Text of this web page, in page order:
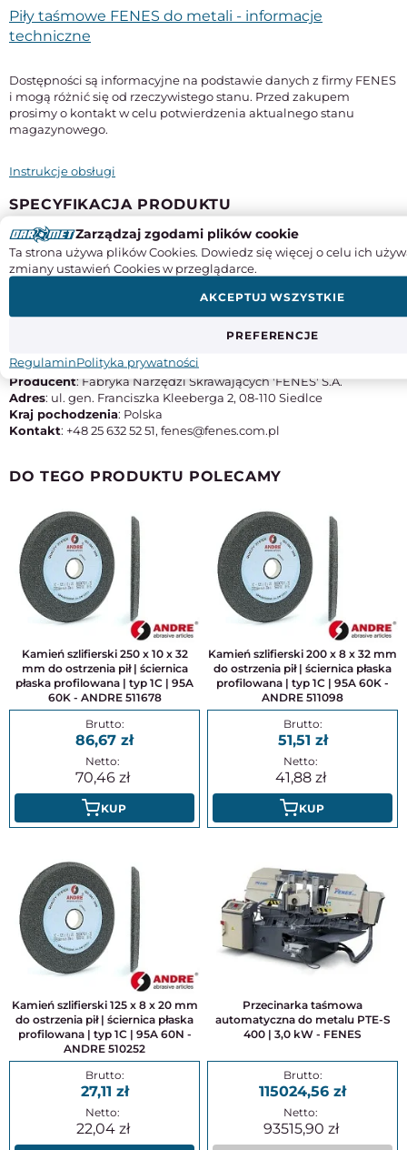
Piły taśmowe FENES do metali - informacje
techniczne
Dostępności są informacyjne na podstawie danych z firmy FENES
i mogą różnić się od rzeczywistego stanu. Przed zakupem
prosimy o kontakt w celu potwierdzenia aktualnego stanu
magazynowego.
Instrukcje obsługi
SPECYFIKACJA PRODUKTU
Długość
2650 mm
M42
Producent: Fabryka Narzędzi Skrawających 'FENES' S.A.
Adres: ul. gen. Franciszka Kleeberga 2, 08-110 Siedlce
Kraj pochodzenia: Polska
Kontakt: +48 25 632 52 51, fenes@fenes.com.pl
DO TEGO PRODUKTU POLECAMY
Kamień szlifierski 250 x 10 x 32
mm do ostrzenia pił | ściernica
płaska profilowana | typ 1C | 95A
60K - ANDRE 511678
86,67
70,46
KUP
Kamień szlifierski 200 x 8 x 32 mm
do ostrzenia pił | ściernica płaska
profilowana | typ 1C | 95A 60K -
ANDRE 511098
51,51
41,88
KUP
Kamień szlifierski 125 x 8 x 20 mm
do ostrzenia pił | ściernica płaska
profilowana | typ 1C | 95A 60N -
ANDRE 510252
27,11
22,04
Przecinarka taśmowa
automatyczna do metalu PTE-S
400 | 3,0 kW - FENES
115024,56
93515,90
Zarządzaj zgodami plików cookie
Ta strona używa plików Cookies. Dowiedz się więcej o celu ich
zmiany ustawień Cookies w przeglądarce.
PREFERENCJE
AKCEPTUJ WSZYSTKIE
RegulaminPolityka prywatności